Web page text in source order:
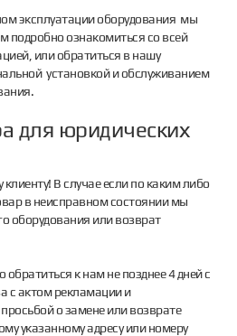
эксплуатации оборудования мы
подробно ознакомиться со всей
или обратиться в нашу
установкой и обслуживанием
для юридических
В случае если по каким либо
в неисправном состоянии мы
оборудования или возврат
к нам не позднее 4 дней с
с актом рекламации и
о замене или возврате
указанному адресу или номеру